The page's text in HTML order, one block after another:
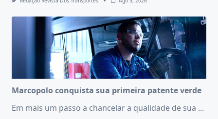
Marcopolo conquista sua primeira patente verde
Em mais um passo a chancelar a qualidade de sua ...